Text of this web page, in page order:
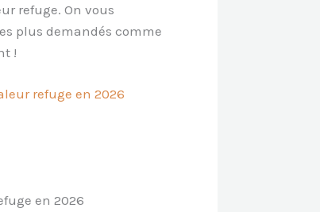
refuge. On vous
plus demandés comme
!
refuge en 2026
en 2026